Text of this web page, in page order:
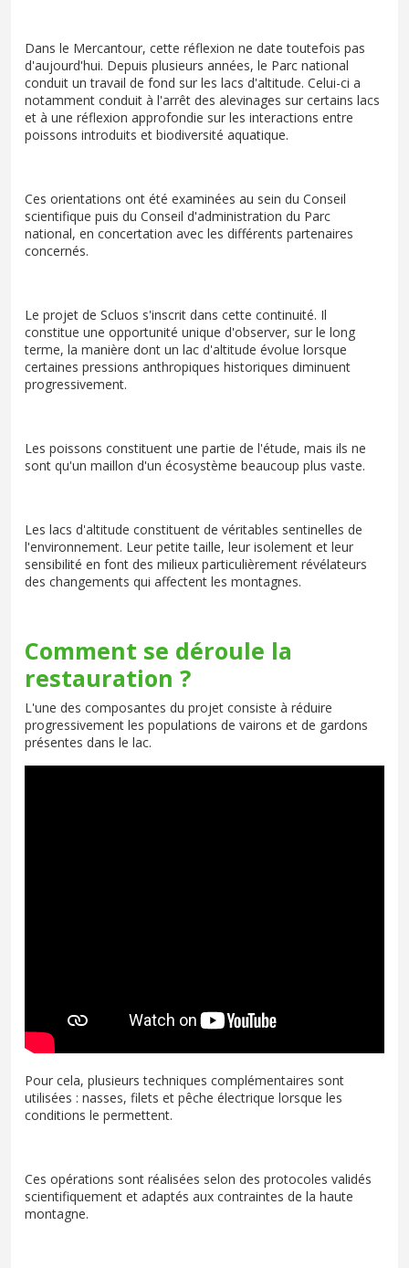
Dans le Mercantour, cette réflexion ne date toutefois pas
d'aujourd'hui. Depuis plusieurs années, le Parc national
conduit un travail de fond sur les lacs d'altitude. Celui-ci a
notamment conduit à l'arrêt des alevinages sur certains lacs
et à une réflexion approfondie sur les interactions entre
poissons introduits et biodiversité aquatique.
Ces orientations ont été examinées au sein du Conseil
scientifique puis du Conseil d'administration du Parc
national, en concertation avec les différents partenaires
concernés.
Le projet de Scluos s'inscrit dans cette continuité. Il
constitue une opportunité unique d'observer, sur le long
terme, la manière dont un lac d'altitude évolue lorsque
certaines pressions anthropiques historiques diminuent
progressivement.
Les poissons constituent une partie de l'étude, mais ils ne
sont qu'un maillon d'un écosystème beaucoup plus vaste.
Les lacs d'altitude constituent de véritables sentinelles de
l'environnement. Leur petite taille, leur isolement et leur
sensibilité en font des milieux particulièrement révélateurs
des changements qui affectent les montagnes.
Comment se déroule la
restauration ?
L'une des composantes du projet consiste à réduire
progressivement les populations de vairons et de gardons
présentes dans le lac.
Pour cela, plusieurs techniques complémentaires sont
utilisées : nasses, filets et pêche électrique lorsque les
conditions le permettent.
Ces opérations sont réalisées selon des protocoles validés
scientifiquement et adaptés aux contraintes de la haute
montagne.